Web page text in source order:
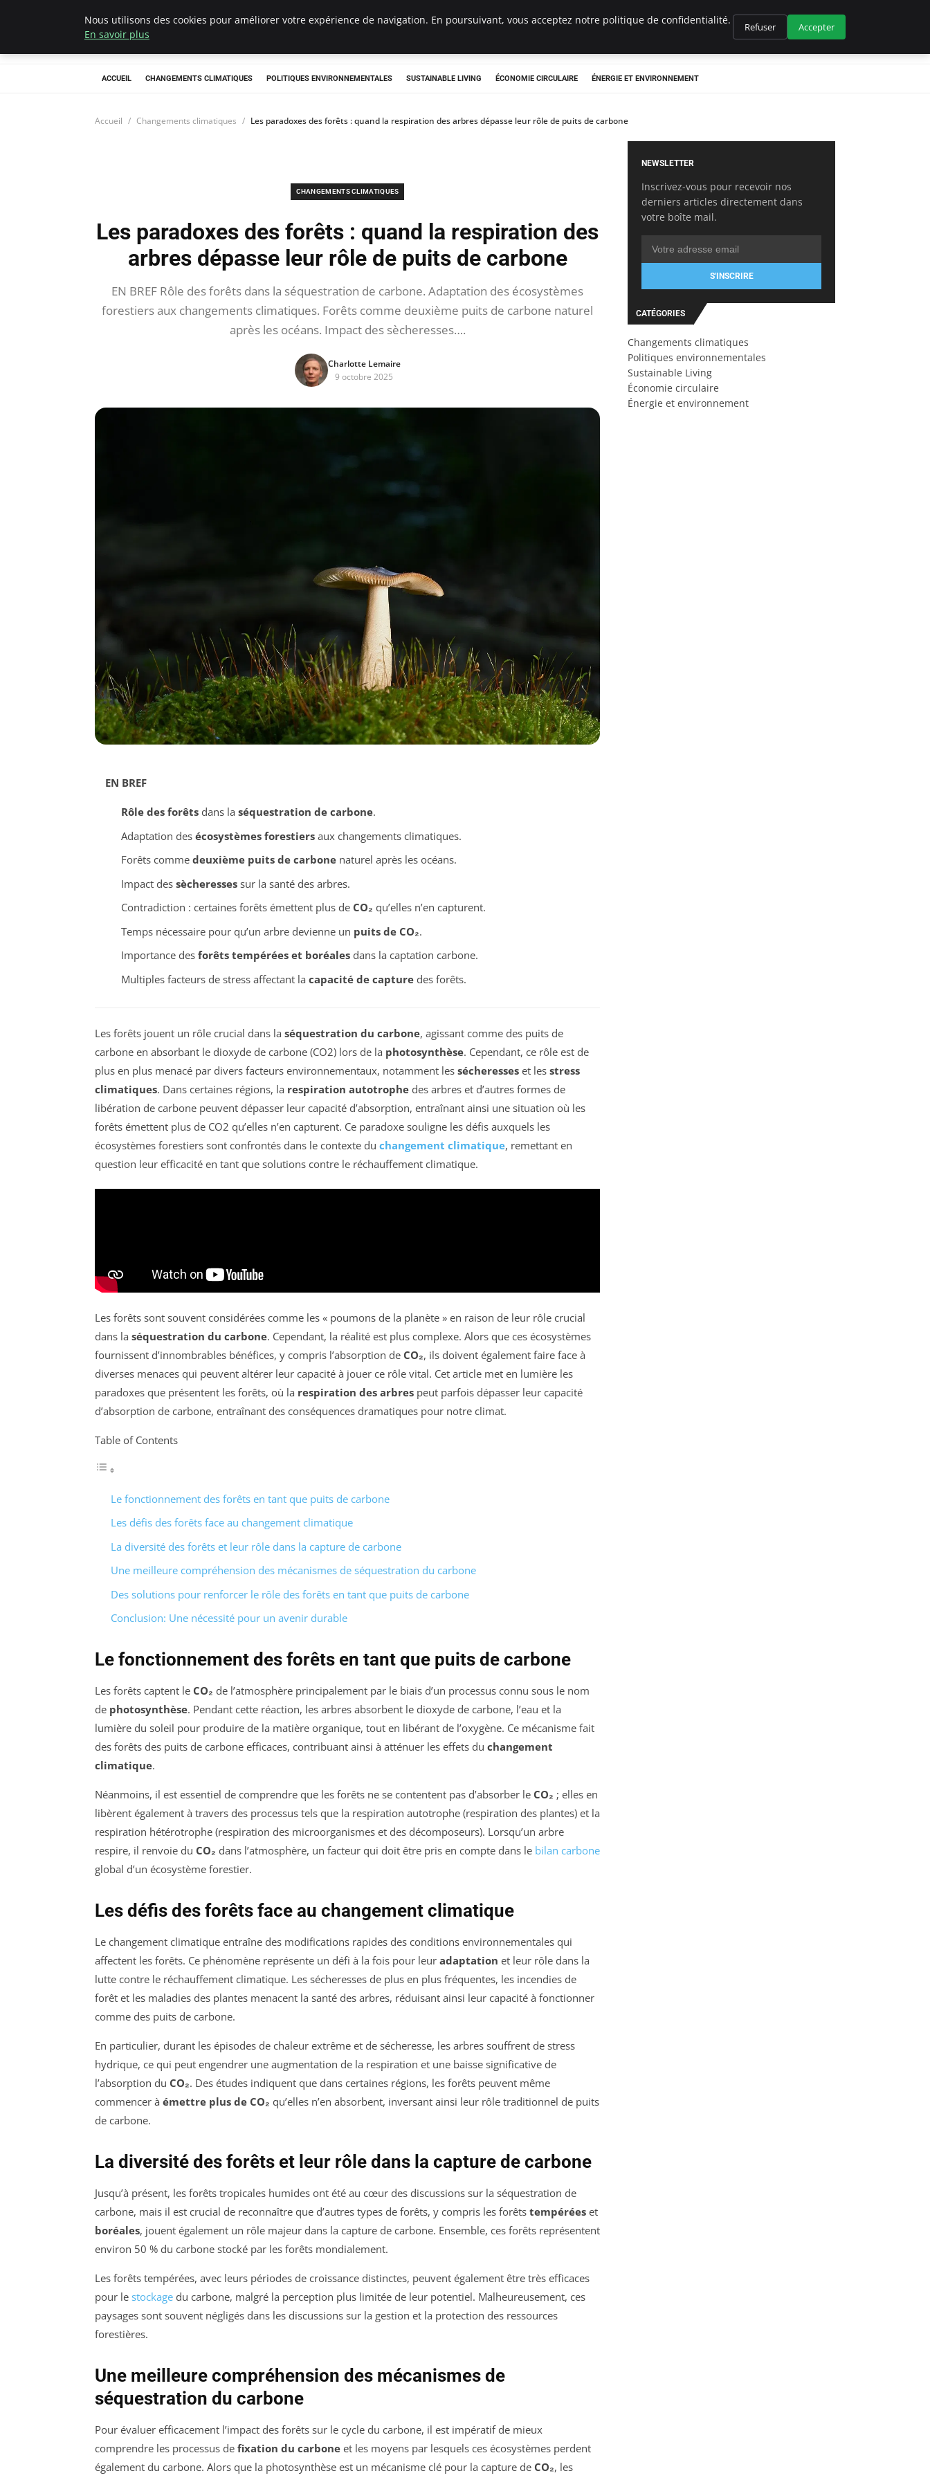
Climategatecountryclub.com
ACCUEIL CHANGEMENTS CLIMATIQUES POLITIQUES ENVIRONNEMENTALES SUSTAINABLE LIVING ÉCONOMIE CIRCULAIRE ÉNERGIE ET ENVIRONNEMENT
Accueil Changements climatiques Les paradoxes des forêts : quand la respiration des arbres dépasse leur rôle de puits de carbone
CHANGEMENTS CLIMATIQUES
Les paradoxes des forêts : quand la respiration des
arbres dépasse leur rôle de puits de carbone
EN BREF Rôle des forêts dans la séquestration de carbone. Adaptation des écosystèmes
forestiers aux changements climatiques. Forêts comme deuxième puits de carbone naturel
après les océans. Impact des sècheresses….
Charlotte Lemaire
9 octobre 2025
EN BREF
Rôle des forêtsdans la séquestration de carbone.
Adaptation des écosystèmes forestiersaux changements climatiques.
Forêts comme deuxième puits de carbonenaturel après les océans.
Impact des sècheressessur la santé des arbres.
Contradiction : certaines forêts émettent plus de CO₂ qu’elles n’en capturent.
Temps nécessaire pour qu’un arbre devienne un puits de CO₂.
Importance des forêts tempérées et boréalesdans la captation carbone.
Multiples facteurs de stress affectant la capacité de capturedes forêts.
Les forêts jouent un rôle crucial dans la séquestration du carbone, agissant comme des puits de
carbone en absorbant le dioxyde de carbone (CO2) lors de la photosynthèse. Cependant, ce rôle est de
plus en plus menacé par divers facteurs environnementaux, notamment les sécheresses et les stress
climatiques. Dans certaines régions, la respiration autotrophe des arbres et d’autres formes de
libération de carbone peuvent dépasser leur capacité d’absorption, entraînant ainsi une situation où les
forêts émettent plus de CO2 qu’elles n’en capturent. Ce paradoxe souligne les défis auxquels les
écosystèmes forestiers sont confrontés dans le contexte du changement climatique, remettant en
question leur efficacité en tant que solutions contre le réchauffement climatique.
Les forêts sont souvent considérées comme les « poumons de la planète » en raison de leur rôle crucial
dans la séquestration du carbone. Cependant, la réalité est plus complexe. Alors que ces écosystèmes
fournissent d’innombrables bénéfices, y compris l’absorption de CO₂, ils doivent également faire face à
diverses menaces qui peuvent altérer leur capacité à jouer ce rôle vital. Cet article met en lumière les
paradoxes que présentent les forêts, où la respiration des arbres peut parfois dépasser leur capacité
d’absorption de carbone, entraînant des conséquences dramatiques pour notre climat.
Table of Contents
Le fonctionnement des forêts en tant que puits de carbone
Les défis des forêts face au changement climatique
La diversité des forêts et leur rôle dans la capture de carbone
Une meilleure compréhension des mécanismes de séquestration du carbone
Des solutions pour renforcer le rôle des forêts en tant que puits de carbone
Conclusion: Une nécessité pour un avenir durable
Le fonctionnement des forêts en tant que puits de carbone
Les forêts captent le CO₂ de l’atmosphère principalement par le biais d’un processus connu sous le nom
de photosynthèse. Pendant cette réaction, les arbres absorbent le dioxyde de carbone, l’eau et la
lumière du soleil pour produire de la matière organique, tout en libérant de l’oxygène. Ce mécanisme fait
des forêts des puits de carbone efficaces, contribuant ainsi à atténuer les effets du changement
climatique.
Néanmoins, il est essentiel de comprendre que les forêts ne se contentent pas d’absorber le CO₂ ; elles en
libèrent également à travers des processus tels que la respiration autotrophe (respiration des plantes) et la
respiration hétérotrophe (respiration des microorganismes et des décomposeurs). Lorsqu’un arbre
respire, il renvoie du CO₂ dans l’atmosphère, un facteur qui doit être pris en compte dans le bilan carbone
global d’un écosystème forestier.
Les défis des forêts face au changement climatique
Le changement climatique entraîne des modifications rapides des conditions environnementales qui
affectent les forêts. Ce phénomène représente un défi à la fois pour leur adaptation et leur rôle dans la
lutte contre le réchauffement climatique. Les sécheresses de plus en plus fréquentes, les incendies de
forêt et les maladies des plantes menacent la santé des arbres, réduisant ainsi leur capacité à fonctionner
comme des puits de carbone.
En particulier, durant les épisodes de chaleur extrême et de sécheresse, les arbres souffrent de stress
hydrique, ce qui peut engendrer une augmentation de la respiration et une baisse significative de
l’absorption du CO₂. Des études indiquent que dans certaines régions, les forêts peuvent même
commencer à émettre plus de CO₂ qu’elles n’en absorbent, inversant ainsi leur rôle traditionnel de puits
de carbone.
La diversité des forêts et leur rôle dans la capture de carbone
Jusqu’à présent, les forêts tropicales humides ont été au cœur des discussions sur la séquestration de
carbone, mais il est crucial de reconnaître que d’autres types de forêts, y compris les forêts tempérées et
boréales, jouent également un rôle majeur dans la capture de carbone. Ensemble, ces forêts représentent
environ 50 % du carbone stocké par les forêts mondialement.
Les forêts tempérées, avec leurs périodes de croissance distinctes, peuvent également être très efficaces
pour le stockage du carbone, malgré la perception plus limitée de leur potentiel. Malheureusement, ces
paysages sont souvent négligés dans les discussions sur la gestion et la protection des ressources
forestières.
Une meilleure compréhension des mécanismes de
séquestration du carbone
Pour évaluer efficacement l’impact des forêts sur le cycle du carbone, il est impératif de mieux
comprendre les processus de fixation du carbone et les moyens par lesquels ces écosystèmes perdent
également du carbone. Alors que la photosynthèse est un mécanisme clé pour la capture de CO₂, les
NEWSLETTER
Inscrivez-vous pour recevoir nos
derniers articles directement dans
votre boîte mail.
S'INSCRIRE
CATÉGORIES
Changements climatiques
Politiques environnementales
Sustainable Living
Économie circulaire
Énergie et environnement
Nous utilisons des cookies pour améliorer votre expérience de navigation. En poursuivant, vous acceptez notre politique de confidentialité.
En savoir plus
Refuser Accepter